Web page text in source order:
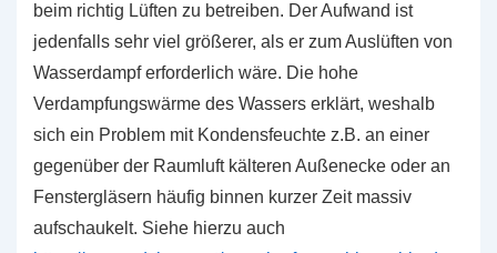
beim richtig Lüften zu betreiben. Der Aufwand ist
jedenfalls sehr viel größerer, als er zum Auslüften von
Wasserdampf erforderlich wäre. Die hohe
Verdampfungswärme des Wassers erklärt, weshalb
sich ein Problem mit Kondensfeuchte z.B. an einer
gegenüber der Raumluft kälteren Außenecke oder an
Fenstergläsern häufig binnen kurzer Zeit massiv
aufschaukelt. Siehe hierzu auch